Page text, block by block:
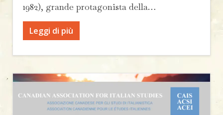
1982), grande protagonista della…
Leggi di più